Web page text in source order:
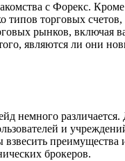
с Форекс.
типов торговых
рынков, включая
являются ли они
немного
и
брокеров.